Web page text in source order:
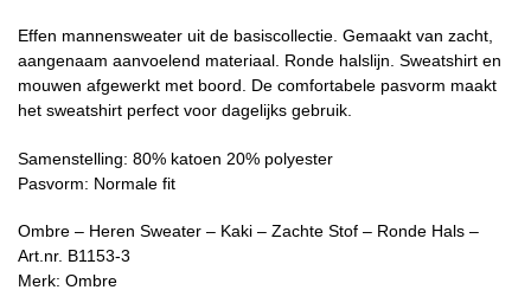
Effen mannensweater uit de basiscollectie. Gemaakt van zacht,
aangenaam aanvoelend materiaal. Ronde halslijn. Sweatshirt en
mouwen afgewerkt met boord. De comfortabele pasvorm maakt
het sweatshirt perfect voor dagelijks gebruik.
Samenstelling: 80% katoen 20% polyester
Pasvorm: Normale fit
Ombre – Heren Sweater – Kaki – Zachte Stof – Ronde Hals –
Art.nr. B1153-3
Merk: Ombre